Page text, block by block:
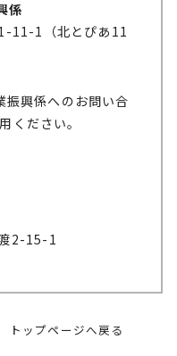
係
11-1（北とぴあ11
振興係へのお問い合
ください。
2-15-1
トップページへ戻る